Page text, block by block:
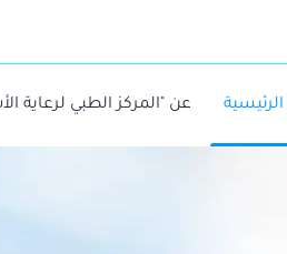
الرئيسية عن "المركز الطبي لرعاية